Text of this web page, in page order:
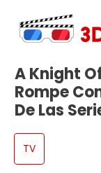
A Knight
Rompe
De Las
TV